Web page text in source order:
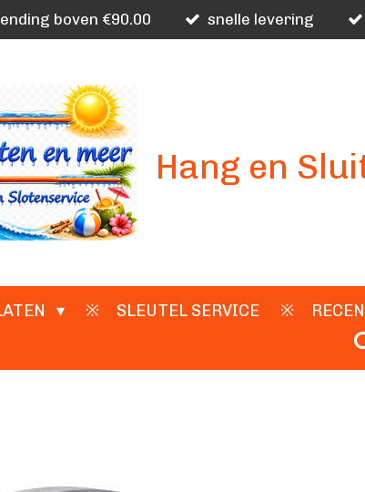
boven €90.00 snelle levering
Hang en
SLEUTEL SERVICE